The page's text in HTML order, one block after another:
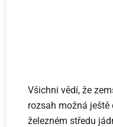
Všichni vědí, že
rozsah možná ještě
železném středu